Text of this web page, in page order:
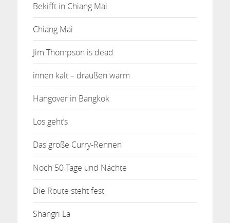
Bekifft in Chiang Mai
Chiang Mai
Jim Thompson is dead
innen kalt – draußen warm
Hangover in Bangkok
Los geht’s
Das große Curry-Rennen
Noch 50 Tage und Nächte
Die Route steht fest
Shangri La